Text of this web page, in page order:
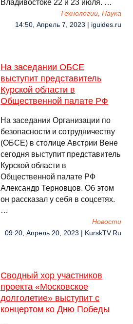
Владивостоке 22 и 23 июля. …
Технологии, Наука
14:50, Апрель 7, 2023 | iguides.ru
На заседании ОБСЕ
выступит представитель
Курской области в
Общественной палате РФ
На заседании Организации по
безопасности и сотрудничеству
(ОБСЕ) в столице Австрии Вене
сегодня выступит представитель
Курской области в
Общественной палате РФ
Александр Терновцов. Об этом
он рассказал у себя в соцсетях.
…
Новости
09:20, Апрель 20, 2023 | KurskTV.Ru
Сводный хор участников
проекта «Московское
долголетие» выступит с
концертом ко Дню Победы